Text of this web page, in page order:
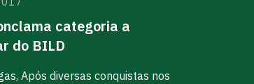
categoria a
do BILD
Após diversas conquistas nos